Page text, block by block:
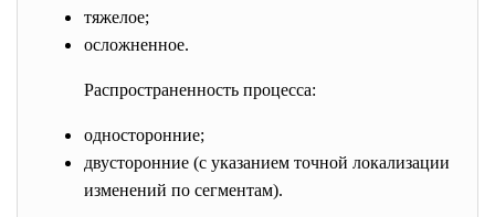
тяжелое;
осложненное.
Распространенность процесса:
односторонние;
двусторонние (с указанием точной локализации
изменений по сегментам).